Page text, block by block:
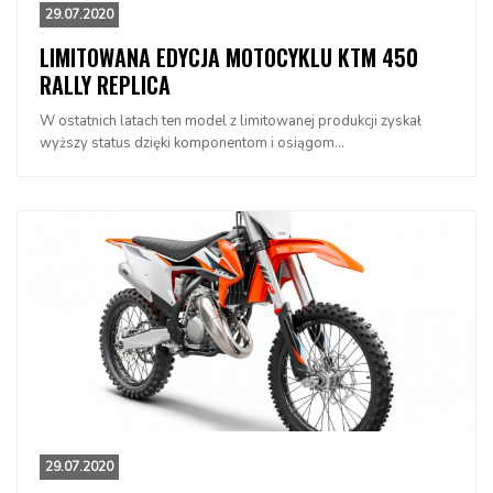
29.07.2020
LIMITOWANA EDYCJA MOTOCYKLU KTM 450
RALLY REPLICA
W ostatnich latach ten model z limitowanej produkcji zyskał
wyższy status dzięki komponentom i osiągom...
29.07.2020